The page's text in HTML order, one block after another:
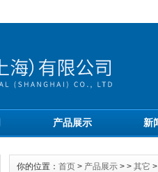
产品展示 新
你的位置： 首页 > 产品展示 > > 其它